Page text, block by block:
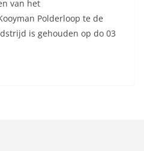
van het
Polderloop te de
is gehouden op do 03